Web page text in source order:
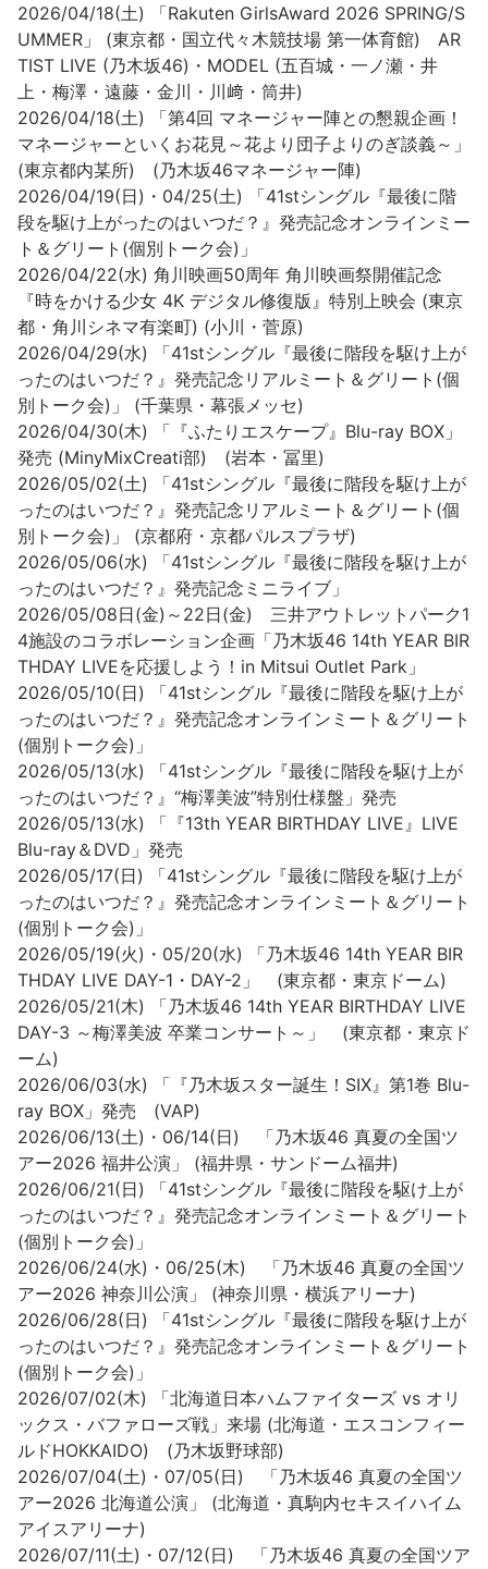
2026/04/18(土) 「Rakuten GirlsAward 2026 SPRING/S
UMMER」 (東京都・国立代々木競技場 第一体育館) AR
TIST LIVE (乃木坂46)・MODEL (五百城・一ノ瀬・井
上・梅澤・遠藤・金川・川﨑・筒井)
2026/04/18(土) 「第4回 マネージャー陣との懇親企画！
マネージャーといくお花見～花より団子よりのぎ談義～」
(東京都内某所) (乃木坂46マネージャー陣)
2026/04/19(日)・04/25(土) 「41stシングル『最後に階
段を駆け上がったのはいつだ？』発売記念オンラインミー
ト＆グリート(個別トーク会)」
2026/04/22(水) 角川映画50周年 角川映画祭開催記念
『時をかける少女 4K デジタル修復版』特別上映会 (東京
都・角川シネマ有楽町) (小川・菅原)
2026/04/29(水) 「41stシングル『最後に階段を駆け上が
ったのはいつだ？』発売記念リアルミート＆グリート(個
別トーク会)」 (千葉県・幕張メッセ)
2026/04/30(木) 「『ふたりエスケープ』Blu-ray BOX」
発売 (MinyMixCreati部) (岩本・冨里)
2026/05/02(土) 「41stシングル『最後に階段を駆け上が
ったのはいつだ？』発売記念リアルミート＆グリート(個
別トーク会)」 (京都府・京都パルスプラザ)
2026/05/06(水) 「41stシングル『最後に階段を駆け上が
ったのはいつだ？』発売記念ミニライブ」
2026/05/08日(金)～22日(金) 三井アウトレットパーク1
4施設のコラボレーション企画「乃木坂46 14th YEAR BIR
THDAY LIVEを応援しよう！in Mitsui Outlet Park」
2026/05/10(日) 「41stシングル『最後に階段を駆け上が
ったのはいつだ？』発売記念オンラインミート＆グリート
(個別トーク会)」
2026/05/13(水) 「41stシングル『最後に階段を駆け上が
ったのはいつだ？』“梅澤美波”特別仕様盤」発売
2026/05/13(水) 「『13th YEAR BIRTHDAY LIVE』LIVE
Blu-ray＆DVD」発売
2026/05/17(日) 「41stシングル『最後に階段を駆け上が
ったのはいつだ？』発売記念オンラインミート＆グリート
(個別トーク会)」
2026/05/19(火)・05/20(水) 「乃木坂46 14th YEAR BIR
THDAY LIVE DAY-1・DAY-2」 (東京都・東京ドーム)
2026/05/21(木) 「乃⽊坂46 14th YEAR BIRTHDAY LIVE
DAY-3 ～梅澤美波 卒業コンサート～」 (東京都・東京ド
ーム)
2026/06/03(水) 「『乃木坂スター誕生！SIX』第1巻 Blu-
ray BOX」発売 (VAP)
2026/06/13(土)・06/14(日) 「乃木坂46 真夏の全国ツ
アー2026 福井公演」 (福井県・サンドーム福井)
2026/06/21(日) 「41stシングル『最後に階段を駆け上が
ったのはいつだ？』発売記念オンラインミート＆グリート
(個別トーク会)」
2026/06/24(水)・06/25(木) 「乃木坂46 真夏の全国ツ
アー2026 神奈川公演」 (神奈川県・横浜アリーナ)
2026/06/28(日) 「41stシングル『最後に階段を駆け上が
ったのはいつだ？』発売記念オンラインミート＆グリート
(個別トーク会)」
2026/07/02(木) 「北海道日本ハムファイターズ vs オリ
ックス・バファローズ戦」来場 (北海道・エスコンフィー
ルドHOKKAIDO) (乃木坂野球部)
2026/07/04(土)・07/05(日) 「乃木坂46 真夏の全国ツ
アー2026 北海道公演」 (北海道・真駒内セキスイハイム
アイスアリーナ)
2026/07/11(土)・07/12(日) 「乃木坂46 真夏の全国ツア